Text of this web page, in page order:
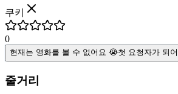
쿠키
0
현재는 영화를 볼 수 없어요 😭첫 요청자가 되
줄거리